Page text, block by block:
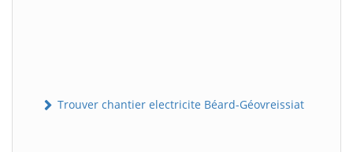
Trouver chantier electricite Béard-Géovreissiat